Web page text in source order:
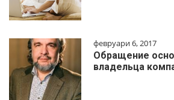
февруари 6, 2017
Обращение
владельца